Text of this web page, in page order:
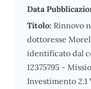
Data
Titolo: Rinnovo
dottoresse
identificato dal
12375795 -
Investimento 2.1